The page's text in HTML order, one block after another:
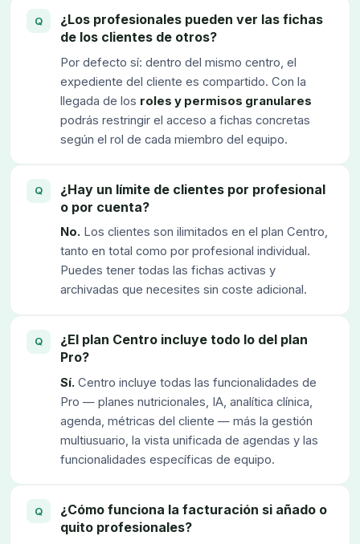
¿Los profesionales pueden ver las fichas
de los clientes de otros?
Por defecto sí: dentro del mismo centro, el
expediente del cliente es compartido. Con la
llegada de los roles y permisos granulares
podrás restringir el acceso a fichas concretas
según el rol de cada miembro del equipo.
¿Hay un límite de clientes por profesional
o por cuenta?
No. Los clientes son ilimitados en el plan Centro,
tanto en total como por profesional individual.
Puedes tener todas las fichas activas y
archivadas que necesites sin coste adicional.
¿El plan Centro incluye todo lo del plan
Pro?
Sí. Centro incluye todas las funcionalidades de
Pro — planes nutricionales, IA, analítica clínica,
agenda, métricas del cliente — más la gestión
multiusuario, la vista unificada de agendas y las
funcionalidades específicas de equipo.
¿Cómo funciona la facturación si añado o
quito profesionales?